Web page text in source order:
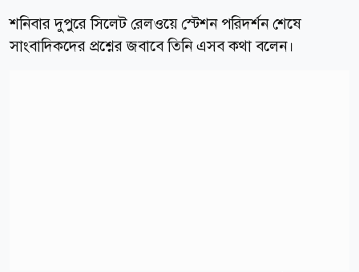
শনিবার দুপুরে সিলেট রেলওয়ে স্টেশন পরিদর্শন শেষে
সাংবাদিকদের প্রশ্নের জবাবে তিনি এসব কথা বলেন।